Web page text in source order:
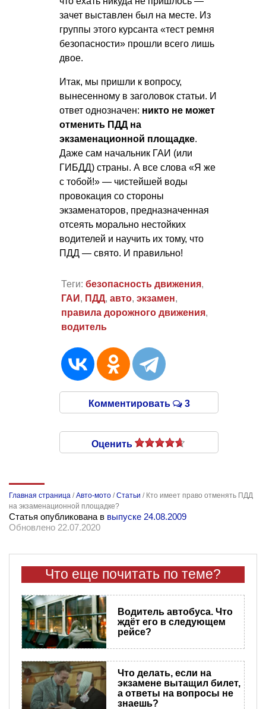
зачет выставлен был на месте. Из
группы этого курсанта «тест ремня
безопасности» прошли всего лишь
двое.
Итак, мы пришли к вопросу,
вынесенному в заголовок статьи. И
ответ однозначен: никто не может
отменить ПДД на
экзаменационной площадке.
Даже сам начальник ГАИ (или
ГИБДД) страны. А все слова «Я же
с тобой!» — чистейшей воды
провокация со стороны
экзаменаторов, предназначенная
отсеять морально нестойких
водителей и научить их тому, что
ПДД — свято. И правильно!
Теги: безопасность движения,
ГАИ , ПДД, авто, экзамен,
правила дорожного движения,
водитель
Комментировать 3
Оценить
Главная страница /Авто-мото /Статьи / Кто имеет право отменять ПДД
на экзаменационной площадке?
Статья опубликована в выпуске 24.08.2009
Обновлено 22.07.2020
Что еще почитать по теме?
Водитель автобуса. Что
ждёт его в следующем
рейсе?
Что делать, если на
экзамене вытащил билет,
а ответы на вопросы не
знаешь?